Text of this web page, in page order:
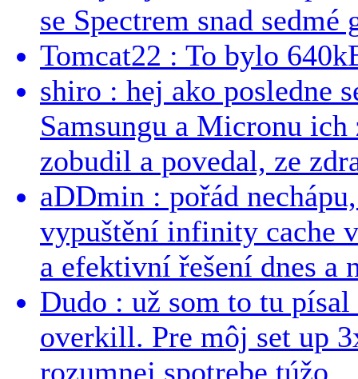
se Spectrem snad sedmé
Tomcat22 : To bylo
shiro : hej ako posledne
Samsungu a Micronu
zobudil a povedal, ze
aDDmin : pořád
vypuštění infinity cache
a efektivní řešení dnes a
Dudo : už som to tu
overkill. Pre môj set up
rozumnej spotrebe túžo...